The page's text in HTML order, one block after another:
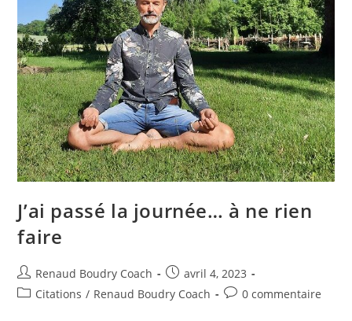
J’ai passé la journée… à ne rien
faire
Renaud Boudry Coach
avril 4, 2023
Citations / Renaud Boudry Coach 0 commentaire